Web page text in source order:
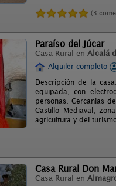
(3
Paraíso del Júcar
Casa Rural en Alcalá
Alquiler completo
Descripción de la
equipada, con
personas. Cercanias
Castillo Mediaval,
agricultura y del
Casa Rural Don
Casa Rural en